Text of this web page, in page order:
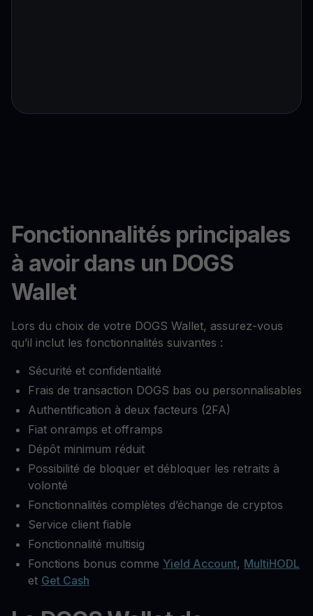
Fonctionnalités principales
à avoir dans un DOGS
Wallet
Lors du choix de votre DOGS Wallet, assurez-vous
qu’il inclut les fonctionnalités suivantes :
Sécurité et confidentialité
Frais de transaction DOGS bas ou personnalisables
Authentification à deux facteurs (2FA)
Fiat onramps et offramps
Dépôt minimum réduit
Possibilité de bloquer et débloquer les retraits à
volonté
Fonctionnalités complètes d’échange de cryptos
Service client fiable
Fonctionnalité multisig
Fonctions bonus comme Yield Account, MultiHODL
et Get Cash